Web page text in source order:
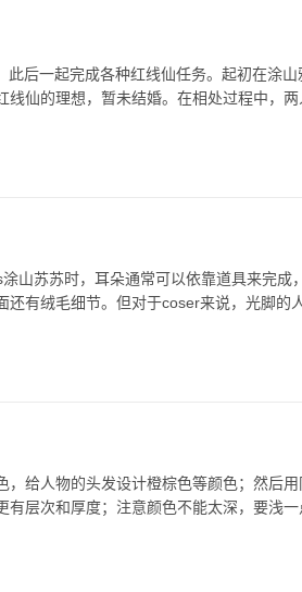
后一起完成各种红线仙任务。起初在涂
仙的理想，暂未结婚。在相处过程中，两
山苏苏时，耳朵通常可以依靠道具来完成
有绒毛细节。但对于coser来说，光脚的
给人物的头发设计橙棕色等颜色；然后
层次和厚度；注意颜色不能太深，要浅